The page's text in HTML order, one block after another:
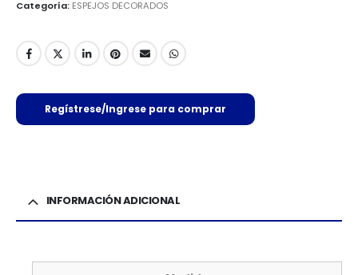
Categoría: ESPEJOS DECORADOS
Regístrese/Ingrese para comprar
INFORMACIÓN ADICIONAL